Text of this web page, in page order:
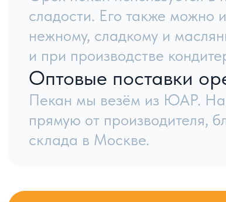
8:00–21:00 по МСК
© Meva, 2004-2026
8 800 444 92 94